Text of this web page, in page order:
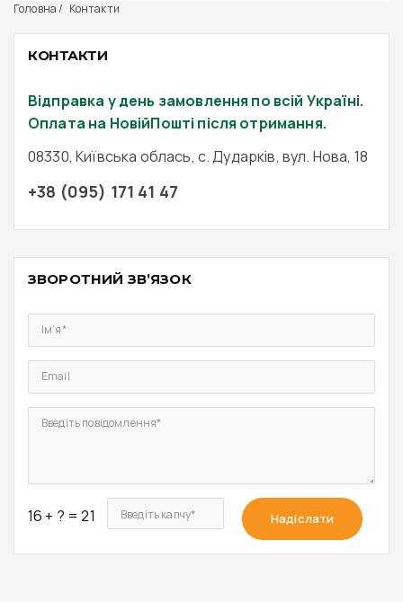
Головна Контакти
КОНТАКТИ
Відправка у день замовлення по всій Україні.
Оплата на НовійПошті після отримання.
08330, Київська облась, с. Дударків, вул. Нова, 18
+38 (095) 171 41 47
ЗВОРОТНИЙ ЗВ’ЯЗОК
Ім’я*
Email
Введіть повідомлення*
16 + ? = 21 Введіть капчу* Надіслати